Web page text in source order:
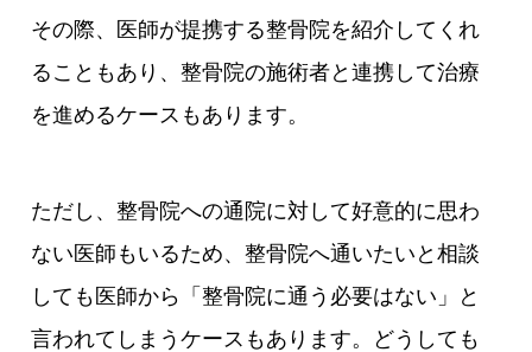
その際、医師が提携する整骨院を紹介してくれ
ることもあり、整骨院の施術者と連携して治療
を進めるケースもあります。
ただし、整骨院への通院に対して好意的に思わ
ない医師もいるため、整骨院へ通いたいと相談
しても医師から「整骨院に通う必要はない」と
言われてしまうケースもあります。どうしても